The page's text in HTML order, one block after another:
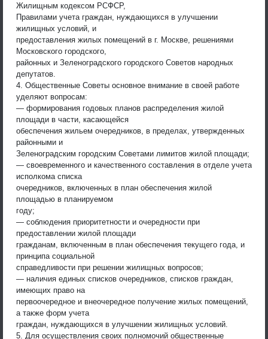
Жилищным кодексом РСФСР,
Правилами учета граждан, нуждающихся в улучшении
жилищных условий, и
предоставления жилых помещений в г. Москве, решениями
Московского городского,
районных и Зеленоградского городского Советов народных
депутатов.
4. Общественные Советы основное внимание в своей работе
уделяют вопросам:
— формирования годовых планов распределения жилой
площади в части, касающейся
обеспечения жильем очередников, в пределах, утвержденных
районными и
Зеленоградским городским Советами лимитов жилой площади;
— своевременного и качественного составления в отделе учета
исполкома списка
очередников, включенных в план обеспечения жилой
площадью в планируемом
году;
— соблюдения приоритетности и очередности при
предоставлении жилой площади
гражданам, включенным в план обеспечения текущего года, и
принципа социальной
справедливости при решении жилищных вопросов;
— наличия единых списков очередников, списков граждан,
имеющих право на
первоочередное и внеочередное получение жилых помещений,
а также форм учета
граждан, нуждающихся в улучшении жилищных условий.
5. Для осуществления своих полномочий общественные